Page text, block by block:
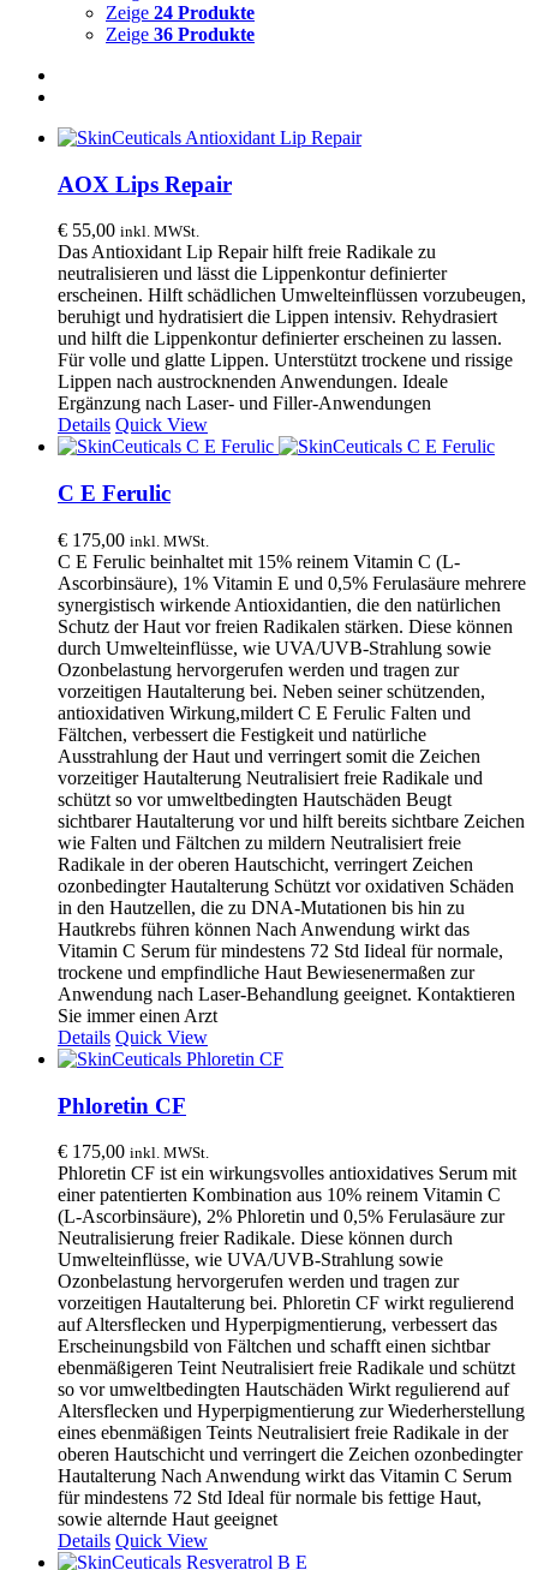
Zeige 24 Produkte
Zeige 36 Produkte
AOX Lips Repair
€ 55,00 inkl. MWSt.
Das Antioxidant Lip Repair hilft freie Radikale zu
neutralisieren und lässt die Lippenkontur definierter
erscheinen. Hilft schädlichen Umwelteinflüssen vorzubeugen,
beruhigt und hydratisiert die Lippen intensiv. Rehydrasiert
und hilft die Lippenkontur definierter erscheinen zu lassen.
Für volle und glatte Lippen. Unterstützt trockene und rissige
Lippen nach austrocknenden Anwendungen. Ideale
Ergänzung nach Laser- und Filler-Anwendungen
Details Quick View
C E Ferulic
€ 175,00 inkl. MWSt.
C E Ferulic beinhaltet mit 15% reinem Vitamin C (L-
Ascorbinsäure), 1% Vitamin E und 0,5% Ferulasäure mehrere
synergistisch wirkende Antioxidantien, die den natürlichen
Schutz der Haut vor freien Radikalen stärken. Diese können
durch Umwelteinflüsse, wie UVA/UVB-Strahlung sowie
Ozonbelastung hervorgerufen werden und tragen zur
vorzeitigen Hautalterung bei. Neben seiner schützenden,
antioxidativen Wirkung,mildert C E Ferulic Falten und
Fältchen, verbessert die Festigkeit und natürliche
Ausstrahlung der Haut und verringert somit die Zeichen
vorzeitiger Hautalterung Neutralisiert freie Radikale und
schützt so vor umweltbedingten Hautschäden Beugt
sichtbarer Hautalterung vor und hilft bereits sichtbare Zeichen
wie Falten und Fältchen zu mildern Neutralisiert freie
Radikale in der oberen Hautschicht, verringert Zeichen
ozonbedingter Hautalterung Schützt vor oxidativen Schäden
in den Hautzellen, die zu DNA-Mutationen bis hin zu
Hautkrebs führen können Nach Anwendung wirkt das
Vitamin C Serum für mindestens 72 Std Iideal für normale,
trockene und empfindliche Haut Bewiesenermaßen zur
Anwendung nach Laser-Behandlung geeignet. Kontaktieren
Sie immer einen Arzt
Details Quick View
Phloretin CF
€ 175,00 inkl. MWSt.
Phloretin CF ist ein wirkungsvolles antioxidatives Serum mit
einer patentierten Kombination aus 10% reinem Vitamin C
(L-Ascorbinsäure), 2% Phloretin und 0,5% Ferulasäure zur
Neutralisierung freier Radikale. Diese können durch
Umwelteinflüsse, wie UVA/UVB-Strahlung sowie
Ozonbelastung hervorgerufen werden und tragen zur
vorzeitigen Hautalterung bei. Phloretin CF wirkt regulierend
auf Altersflecken und Hyperpigmentierung, verbessert das
Erscheinungsbild von Fältchen und schafft einen sichtbar
ebenmäßigeren Teint Neutralisiert freie Radikale und schützt
so vor umweltbedingten Hautschäden Wirkt regulierend auf
Altersflecken und Hyperpigmentierung zur Wiederherstellung
eines ebenmäßigen Teints Neutralisiert freie Radikale in der
oberen Hautschicht und verringert die Zeichen ozonbedingter
Hautalterung Nach Anwendung wirkt das Vitamin C Serum
für mindestens 72 Std Ideal für normale bis fettige Haut,
sowie alternde Haut geeignet
Details Quick View